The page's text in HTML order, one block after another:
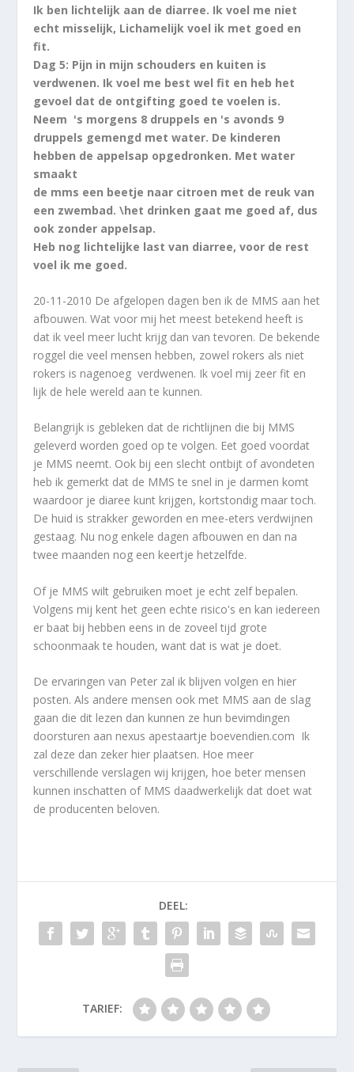
Ik ben lichtelijk aan de diarree. Ik voel me niet
echt misselijk, Lichamelijk voel ik met goed en
fit.
Dag 5: Pijn in mijn schouders en kuiten is
verdwenen. Ik voel me best wel fit en heb het
gevoel dat de ontgifting goed te voelen is.
Neem 's morgens 8 druppels en 's avonds 9
druppels gemengd met water. De kinderen
hebben de appelsap opgedronken. Met water
smaakt
de mms een beetje naar citroen met de reuk van
een zwembad. \het drinken gaat me goed af, dus
ook zonder appelsap.
Heb nog lichtelijke last van diarree, voor de rest
voel ik me goed.
20-11-2010 De afgelopen dagen ben ik de MMS aan het
afbouwen. Wat voor mij het meest betekend heeft is
dat ik veel meer lucht krijg dan van tevoren. De bekende
roggel die veel mensen hebben, zowel rokers als niet
rokers is nagenoeg verdwenen. Ik voel mij zeer fit en
lijk de hele wereld aan te kunnen.
Belangrijk is gebleken dat de richtlijnen die bij MMS
geleverd worden goed op te volgen. Eet goed voordat
je MMS neemt. Ook bij een slecht ontbijt of avondeten
heb ik gemerkt dat de MMS te snel in je darmen komt
waardoor je diaree kunt krijgen, kortstondig maar toch.
De huid is strakker geworden en mee-eters verdwijnen
gestaag. Nu nog enkele dagen afbouwen en dan na
twee maanden nog een keertje hetzelfde.
Of je MMS wilt gebruiken moet je echt zelf bepalen.
Volgens mij kent het geen echte risico's en kan iedereen
er baat bij hebben eens in de zoveel tijd grote
schoonmaak te houden, want dat is wat je doet.
De ervaringen van Peter zal ik blijven volgen en hier
posten. Als andere mensen ook met MMS aan de slag
gaan die dit lezen dan kunnen ze hun bevimdingen
doorsturen aan nexus apestaartje boevendien.com Ik
zal deze dan zeker hier plaatsen. Hoe meer
verschillende verslagen wij krijgen, hoe beter mensen
kunnen inschatten of MMS daadwerkelijk dat doet wat
de producenten beloven.
DEEL:
TARIEF: